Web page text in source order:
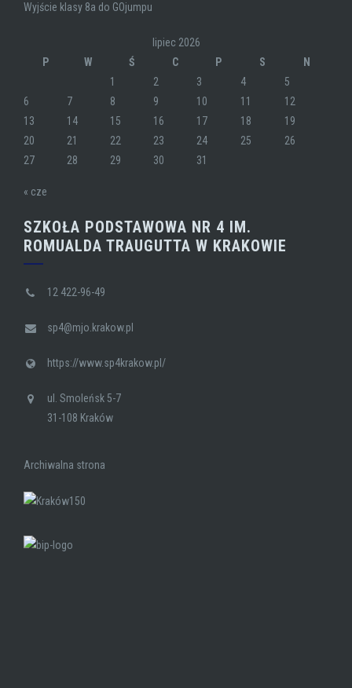
Wyjście klasy 8a do GOjumpu
lipiec 2026
P
W Ś C P S
N
1
2 3 4
5
6
7 8 9 10 11
12
13
14 15 16 17 18
19
20
21 22 23 24 25
26
27
28 29 30 31
« cze
SZKOŁA PODSTAWOWA NR 4 IM.
ROMUALDA TRAUGUTTA W KRAKOWIE
12 422-96-49
sp4@mjo.krakow.pl
https://www.sp4krakow.pl/
ul. Smoleńsk 5-7
31-108 Kraków
Archiwalna strona